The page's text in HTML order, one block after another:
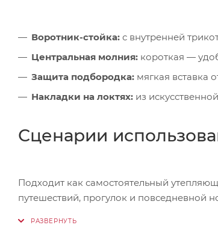
Воротник-стойка: с внутренней
Центральная молния: короткая —
Защита подбородка: мягкая вставка
Накладки на локтях: из
Сценарии
Подходит как самостоятельный
путешествий, прогулок и повседневной